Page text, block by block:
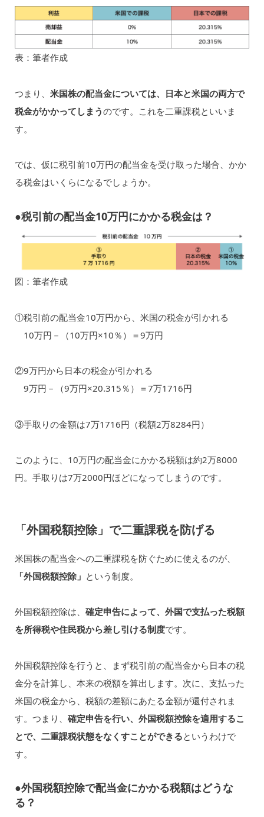
表：筆者作成
つまり、 米国株の配当金については、日本と米国の両方で
税金がかかってしまうのです。これを二重課税といいま
す。
では、仮に税引前10万円の配当金を受け取った場合、かか
る税金はいくらになるでしょうか。
●税引前の配当金10万円にかかる税金は？
図：筆者作成
①税引前の配当金10万円から、米国の税金が引かれる
10万円－（10万円×10％）＝9万円
②9万円から日本の税金が引かれる
9万円－（9万円×20.315％）＝7万1716円
③手取りの金額は7万1716円（税額2万8284円）
このように、10万円の配当金にかかる税額は約2万8000
円。手取りは7万2000円ほどになってしまうのです。
「外国税額控除」で二重課税を防げる
米国株の配当金への二重課税を防ぐために使えるのが、
「外国税額控除」 という制度。
外国税額控除は、 確定申告によって、外国で支払った税額
を所得税や住民税から差し引ける制度です。
外国税額控除を行うと、まず税引前の配当金から日本の税
金分を計算し、本来の税額を算出します。次に、支払った
米国の税金から、税額の差額にあたる金額が還付されま
す。つまり、 確定申告を行い、外国税額控除を適用するこ
とで、二重課税状態をなくすことができるというわけで
す。
●外国税額控除で配当金にかかる税額はどうな
る？